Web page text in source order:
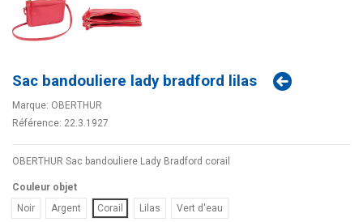
Sac bandouliere lady bradford lilas
Marque: OBERTHUR
Référence: 22.3.1927
OBERTHUR Sac bandouliere Lady Bradford corail
Couleur objet
Noir
Argent Corail Lilas Vert d'eau